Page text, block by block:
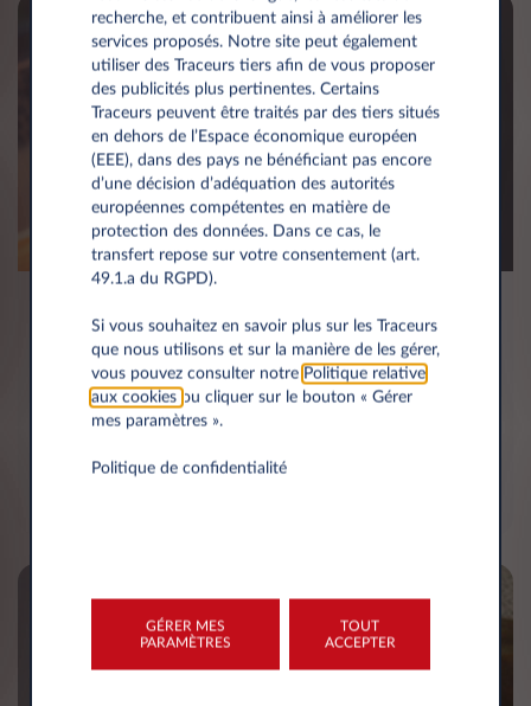
Contactez-nous
Contactez-nous pour une offre sur mesure. Nos
experts sont à votre écoute pour répondre à toutes
vos questions.
CONTACTEZ-NOUS MAINTENANT
recherche, et contribuent ainsi à améliorer les
services proposés. Notre site peut également
utiliser des Traceurs tiers afin de vous proposer
des publicités plus pertinentes. Certains
Traceurs peuvent être traités par des tiers situés
en dehors de l’Espace économique européen
(EEE), dans des pays ne bénéficiant pas encore
d’une décision d’adéquation des autorités
européennes compétentes en matière de
protection des données. Dans ce cas, le
transfert repose sur votre consentement (art.
49.1.a du RGPD).
Si vous souhaitez en savoir plus sur les Traceurs
que nous utilisons et sur la manière de les gérer,
vous pouvez consulter notre Politique relative
aux cookies ou cliquer sur le bouton « Gérer
mes paramètres ».
Politique de confidentialité
GÉRER MES
PARAMÈTRES
TOUT
ACCEPTER